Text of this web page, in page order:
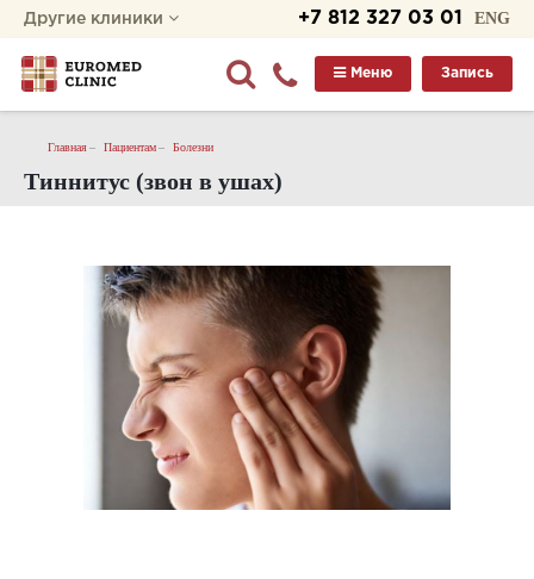
ENG
+7 812 327 03 01
Другие клиники
Запись
Меню
Главная Пациентам Болезни
Тиннитус (звон в ушах)